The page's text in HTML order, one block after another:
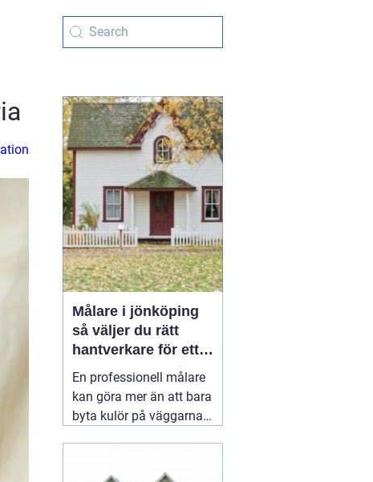
Målare i jönköping
så väljer du rätt
hantverkare för ett
hållbart resultat
En professionell målare
kan göra mer än att bara
byta kulör på väggarna.
slitage och fukt, lyfter